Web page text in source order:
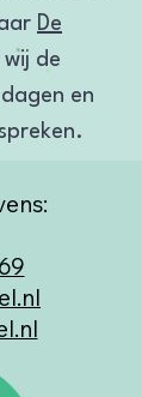
De
de
en